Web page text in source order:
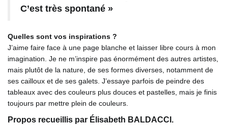
C’est très spontané »
Quelles sont vos inspirations ?
J’aime faire face à une page blanche et laisser libre cours à mon
imagination. Je ne m’inspire pas énormément des autres artistes,
mais plutôt de la nature, de ses formes diverses, notamment de
ses cailloux et de ses galets. J’essaye parfois de peindre des
tableaux avec des couleurs plus douces et pastelles, mais je finis
toujours par mettre plein de couleurs.
Propos recueillis par Élisabeth BALDACCI.